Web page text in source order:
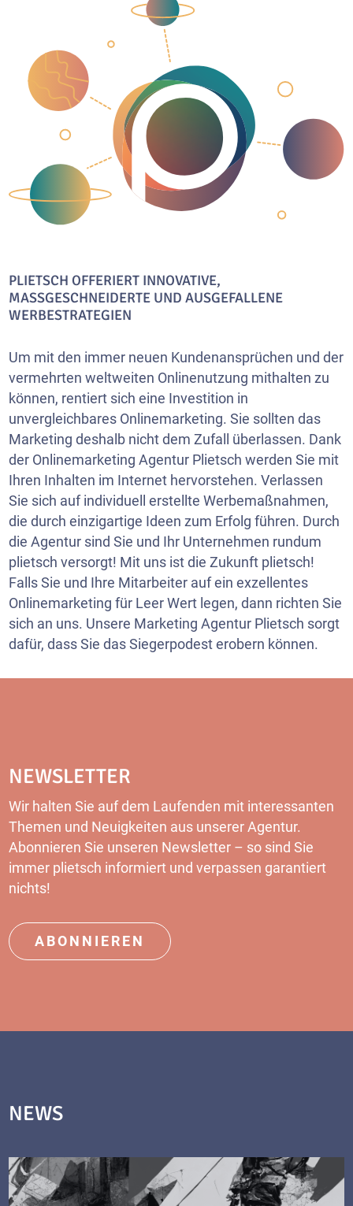
PLIETSCH OFFERIERT INNOVATIVE,
MASSGESCHNEIDERTE UND AUSGEFALLENE W
ERBESTRATEGIEN
Um mit den immer neuen Kundenansprüchen und der
vermehrten weltweiten Onlinenutzung mithalten zu
können, rentiert sich eine Investition in
unvergleichbares Onlinemarketing. Sie sollten das
Marketing deshalb nicht dem Zufall überlassen. Dank
der Onlinemarketing Agentur Plietsch werden Sie mit
Ihren Inhalten im Internet hervorstehen. Verlassen
Sie sich auf individuell erstellte Werbemaßnahmen,
die durch einzigartige Ideen zum Erfolg führen. Durch
die Agentur sind Sie und Ihr Unternehmen rundum
plietsch versorgt! Mit uns ist die Zukunft plietsch!
Falls Sie und Ihre Mitarbeiter auf ein exzellentes
Onlinemarketing für Leer Wert legen, dann richten Sie
sich an uns. Unsere Marketing Agentur Plietsch sorgt
dafür, dass Sie das Siegerpodest erobern können.
NEWSLETTER
Wir halten Sie auf dem Laufenden mit interessanten
Themen und Neuigkeiten aus unserer Agentur.
Abonnieren Sie unseren Newsletter – so sind Sie
immer plietsch informiert und verpassen garantiert
nichts!
ABONNIEREN
NEWS